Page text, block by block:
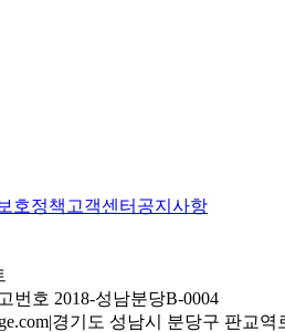
호정책 고객센터 공지사항
번호 2018-성남분당B-0004
|경기도 성남시 분당구 판교역